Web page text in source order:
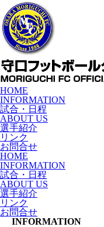
HOME
INFORMATION
試合・日程
ABOUT US
選手紹介
リンク
お問合せ
HOME
INFORMATION
試合・日程
ABOUT US
選手紹介
リンク
お問合せ
INFORMATION